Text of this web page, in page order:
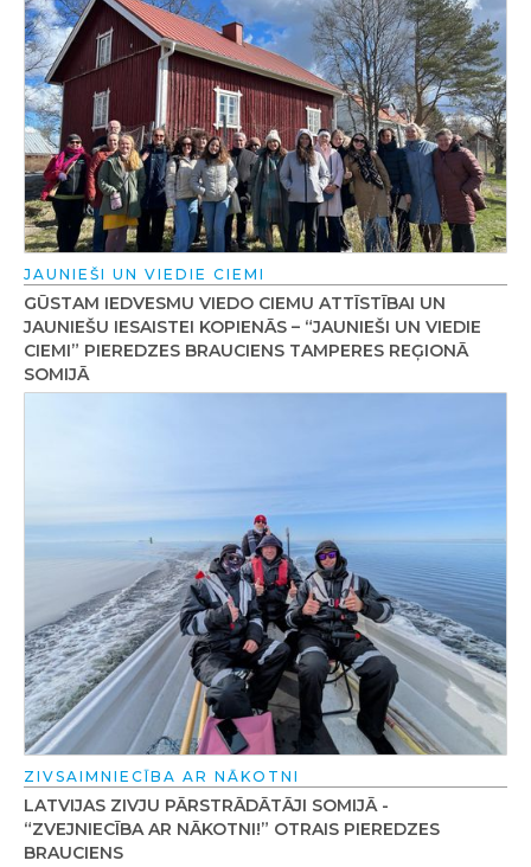
JAUNIEŠI UN VIEDIE CIEMI
GŪSTAM IEDVESMU VIEDO CIEMU ATTĪSTĪBAI UN
JAUNIEŠU IESAISTEI KOPIENĀS – “JAUNIEŠI UN VIEDIE
CIEMI” PIEREDZES BRAUCIENS TAMPERES REĢIONĀ
SOMIJĀ
ZIVSAIMNIECĪBA AR NĀKOTNI
LATVIJAS ZIVJU PĀRSTRĀDĀTĀJI SOMIJĀ -
“ZVEJNIECĪBA AR NĀKOTNI!” OTRAIS PIEREDZES
BRAUCIENS